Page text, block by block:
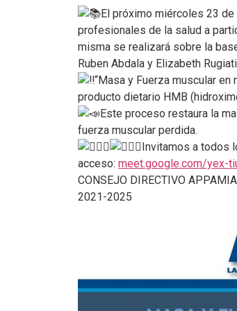
El próximo miércoles 23
profesionales de la salud a
misma se realizará sobre la
Ruben Abdala y Elizabeth
“Masa y Fuerza muscular
producto dietario HMB
Este proceso restaura la
fuerza muscular perdida.
Invitamos a todos
acceso: meet.google.com/yex-
CONSEJO DIRECTIVO APPAMIA
2021-2025